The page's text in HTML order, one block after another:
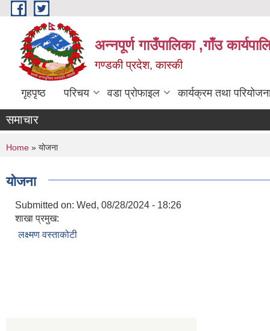
Skip to main content
अन्नपूर्ण गाउँपालिका ,गाँउ
गण्डकी प्रदेश, कास्की
गृहपृष्ठ परिचय वडा प्रोफाइल कार्यक्रम तथा
समाचार
You are here
Home » योजना
योजना
Submitted on: Wed, 08/28/2024 - 18:26
शाखा प्रमुख:
लक्ष्मण वस्ताकोटी